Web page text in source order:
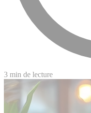
3 min de lecture